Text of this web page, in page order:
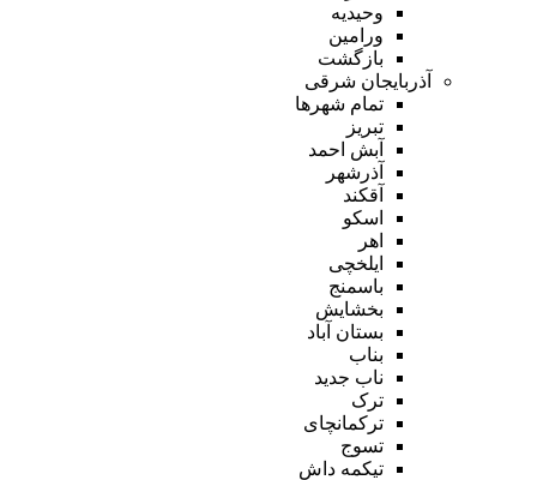
وحیدیه
ورامین
بازگشت
آذربایجان شرقی
تمام شهر‌ها
تبریز
آبش احمد
آذرشهر
آقکند
اسکو
اهر
ایلخچی
باسمنج
بخشایش
بستان آباد
بناب
ناب جدید
ترک
ترکمانچای
تسوج
تیکمه داش